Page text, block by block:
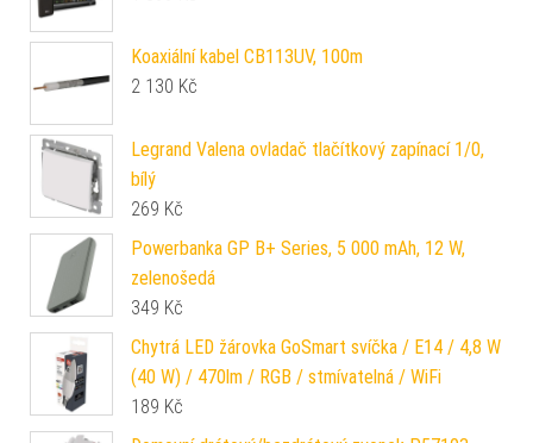
Koaxiální kabel CB113UV, 100m
2 130 Kč
Legrand Valena ovladač tlačítkový zapínací 1/0,
bílý
269 Kč
Powerbanka GP B+ Series, 5 000 mAh, 12 W,
zelenošedá
349 Kč
Chytrá LED žárovka GoSmart svíčka / E14 / 4,8 W
(40 W) / 470lm / RGB / stmívatelná / WiFi
189 Kč